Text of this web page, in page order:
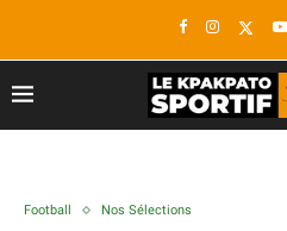
Football Nos Sélections